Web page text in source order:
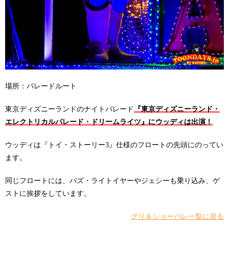
場所：パレードルート
東京ディズニーランドのナイトパレード『東京ディズニーランド・
エレクトリカルパレード・ドリームライツ』にウッディは出演！
ウッディは『トイ・ストーリー3』仕様のフロートの先頭にのってい
ます。
同じフロートには、バズ・ライトイヤーやジェシーも乗り込み、ゲ
ストに挨拶をしています。
グリ＆ショーパレ一覧に戻る